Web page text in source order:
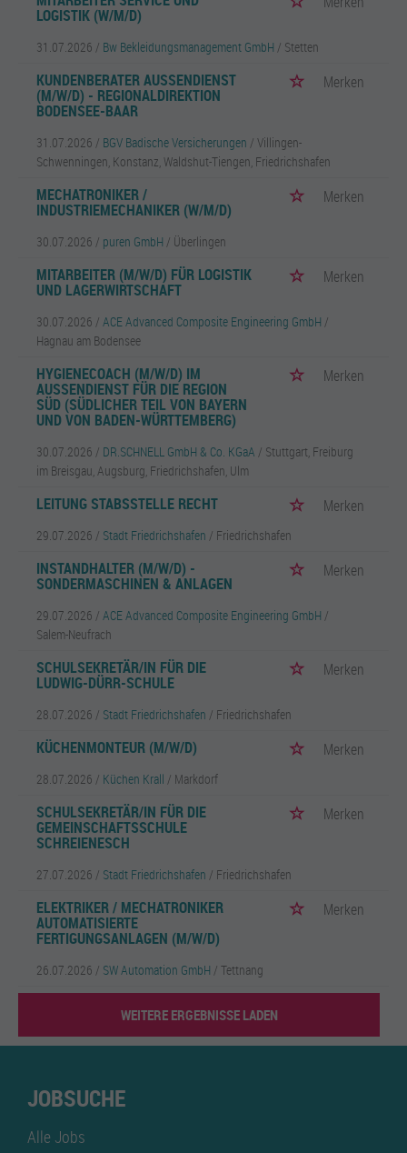
LOGISTIK (W/M/D)
31.07.2026 / Bw Bekleidungsmanagement GmbH / Stetten
KUNDENBERATER AUSSENDIENST (
M/W/D) - REGIONALDIREKTION B
ODENSEE-BAAR
Merken
31.07.2026 / BGV Badische Versicherungen / Villingen-
Schwenningen, Konstanz, Waldshut-Tiengen, Friedrichshafen
MECHATRONIKER /
INDUSTRIEMECHANIKER (W/M/D)
Merken
30.07.2026 / puren GmbH / Überlingen
MITARBEITER (M/W/D) FÜR LOGISTIK
UND LAGERWIRTSCHAFT
Merken
30.07.2026 / ACE Advanced Composite Engineering GmbH /
Hagnau am Bodensee
HYGIENECOACH (M/W/D) IM
AUSSENDIENST FÜR DIE REGION S
ÜD (SÜDLICHER TEIL VON BAYERN U
ND VON BADEN-WÜRTTEMBERG)
Merken
30.07.2026 / DR.SCHNELL GmbH & Co. KGaA / Stuttgart, Freiburg
im Breisgau, Augsburg, Friedrichshafen, Ulm
LEITUNG STABSSTELLE RECHT Merken
29.07.2026 / Stadt Friedrichshafen / Friedrichshafen
INSTANDHALTER (M/W/D) -
SONDERMASCHINEN & ANLAGEN
Merken
29.07.2026 / ACE Advanced Composite Engineering GmbH /
Salem-Neufrach
SCHULSEKRETÄR/IN FÜR DIE
LUDWIG-DÜRR-SCHULE
Merken
28.07.2026 / Stadt Friedrichshafen / Friedrichshafen
KÜCHENMONTEUR (M/W/D) Merken
28.07.2026 / Küchen Krall / Markdorf
SCHULSEKRETÄR/IN FÜR DIE
GEMEINSCHAFTSSCHULE
SCHREIENESCH
Merken
27.07.2026 / Stadt Friedrichshafen / Friedrichshafen
ELEKTRIKER / MECHATRONIKER
AUTOMATISIERTE
FERTIGUNGSANLAGEN (M/W/D)
Merken
26.07.2026 / SW Automation GmbH / Tettnang
WEITERE ERGEBNISSE LADEN
JOBSUCHE
Alle Jobs